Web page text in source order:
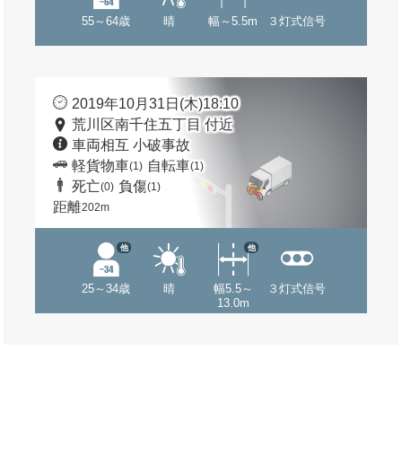
55～64歳 晴 幅～5.5m ３灯式信号
2019年10月31日(木)18:10
荒川区南千住五丁目 付近
車両相互 小破事故
軽貨物車(1) 自転車(1)
死亡(0) 負傷(1)
距離202m
25～34歳
他
晴
幅5.5～
13.0m
他
３灯式信号